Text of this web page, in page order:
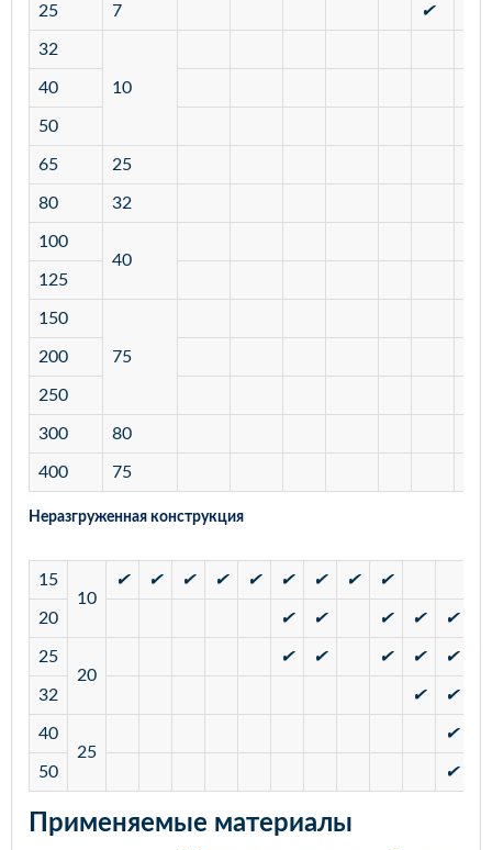
25 7 ✔
32
10
40
50
65 25
80 32
100
40
125
150
75
200
250
300 80
400 75
Неразгруженная конструкция
15
10
✔ ✔ ✔ ✔ ✔ ✔ ✔ ✔ ✔
20 ✔ ✔ ✔ ✔ ✔
25
20
✔ ✔ ✔ ✔ ✔
32 ✔ ✔
40
25
✔
50 ✔
Применяемые материалы